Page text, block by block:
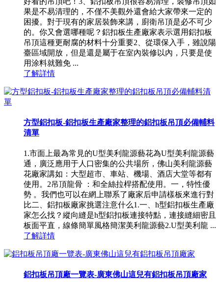
果是不易清理的，不僅不美觀外還會給大家帶來一定的
困擾。對于現有的家居裝飾來講，廚衛吊頂是必不可少
的。你又會選哪種呢？鋁扣板生產廠家表示選用鋁扣板
吊頂這種更耐腐的材料十分重要2、從環保入手，雖說陽
臺區域開放，但是還是屬于在室內裝修以內，只要是使
用涂料就難免 ...
了解詳情
方型鋁扣板-鋁扣板生產廠家整理的鋁扣板吊頂必備輔料
清單
1.市面上最為常見的U型美利龍源藝花為U型美利龍源藝
通，廣泛應用于人口密集的公共場所，佛山美利龍源藝
花廠家講如：大型超市、車站、機場、酒店大堂等都有
使用。2吊頂龍骨 ：和全絲拉桿搭配使用。一，特性優
勢 。我們也可以在網上聯系了廠家后申請樣板來進行對
比二、鋁扣板廠家挑選注意什么1.一、h型鋁扣板生產廠
家怎么找？縱向縫是h型鋁扣板連接特點，連接縫細密且
板面平直，線條簡單風格簡潔美利龍源藝2.U型美利龍 ...
了解詳情
鋁扣板吊頂廠一覽表-廣東佛山這兒有鋁扣板吊頂廠家